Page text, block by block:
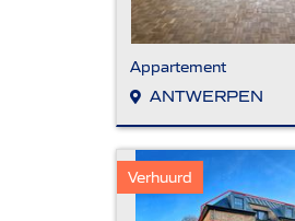
Appartement
ANTWERPEN
Verhuurd